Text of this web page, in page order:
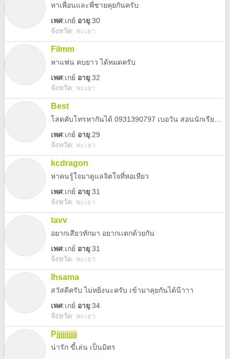
หาเพื่อนและพี่ชายคุยกันครับ
เพศ:เกย์ อายุ:30
จังหวัด: พะเยา
Filmm
หาแฟน คบยาว ได้หมดครับ
เพศ:เกย์ อายุ:32
จังหวัด: พะเยา
Best
เพศ:เกย์ อายุ:29
จังหวัด: พะเยา
kcdragon
หาคนรู้ใจมาดูแลจิตใจที่หอเหียว
เพศ:เกย์ อายุ:31
จังหวัด: พะเยา
tavv
อยากเสียวทักมา อยากเเตกด้วยกัน
เพศ:เกย์ อายุ:31
จังหวัด: พะเยา
Ihsama
สวัสดีครับ ไม่หยิ่งนะครับ เข้ามาคุยกันได้น๊าาา
เพศ:เกย์ อายุ:34
จังหวัด: พะเยา
Pjjjjjjjjjj
น่ารัก ขี้เล่น เป็นมิตร